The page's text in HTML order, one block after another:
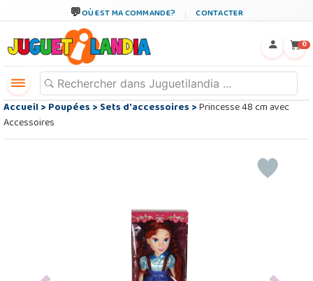
OÙ EST MA COMMANDE? CONTACTER
0
Accueil>Poupées>Sets d'accessoires>Princesse 48 cm avec
Accessoires